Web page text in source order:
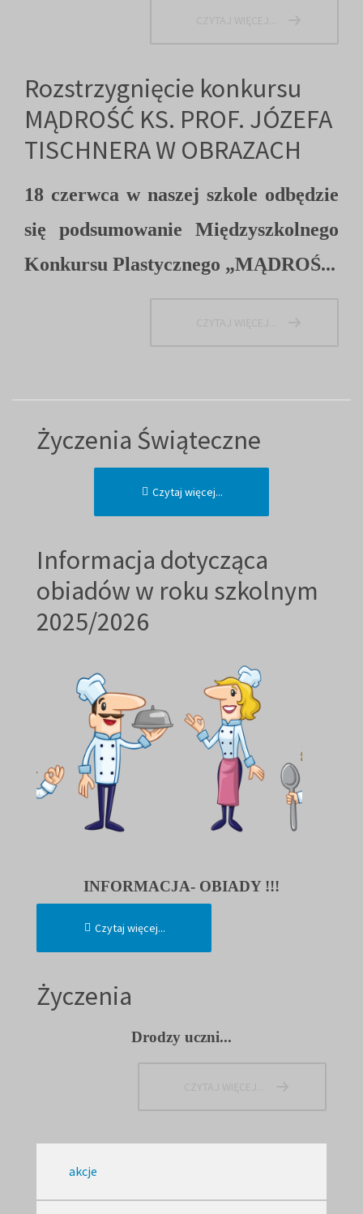
Rozstrzygnięcie konkursu
MĄDROŚĆ KS. PROF. JÓZEFA
TISCHNERA W OBRAZACH
18 czerwca w naszej szkole odbędzie
się podsumowanie Międzyszkolnego
Konkursu Plastycznego „MĄDROŚ...
Życzenia Świąteczne
Czytaj więcej...
Informacja dotycząca
obiadów w roku szkolnym
2025/2026
INFORMACJA- OBIADY !!!
Czytaj więcej...
Życzenia
Drodzy uczni...
akcje